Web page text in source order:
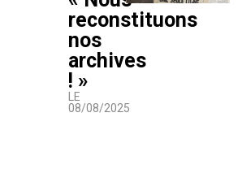
reconstituons
nos
archives
! »
LE
08/08/2025